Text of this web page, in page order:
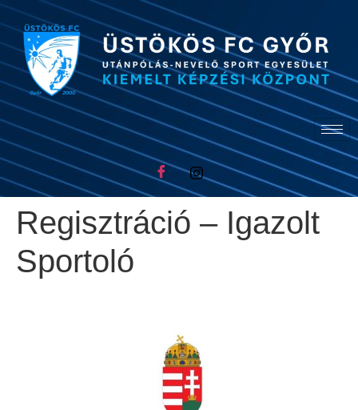
Regisztráció – Igazolt
Sportoló